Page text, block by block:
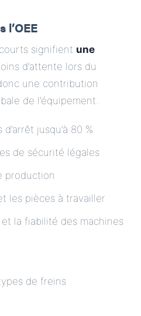
l’OEE
signifient une
d’attente lors du
une contribution
de l’équipement.
jusqu’à 80 %
de sécurité légales
production
les pièces à travailler
la fiabilité des machines
de freins